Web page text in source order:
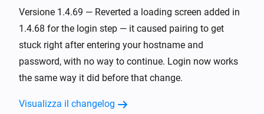
Poi...
TP-Link Deco
Versione 1.4.69 — Reverted a loading screen added in
1.4.68 for the login step — it caused pairing to get
stuck right after entering your hostname and
password, with no way to continue. Login now works
the same way it did before that change.
Visualizza il changelog